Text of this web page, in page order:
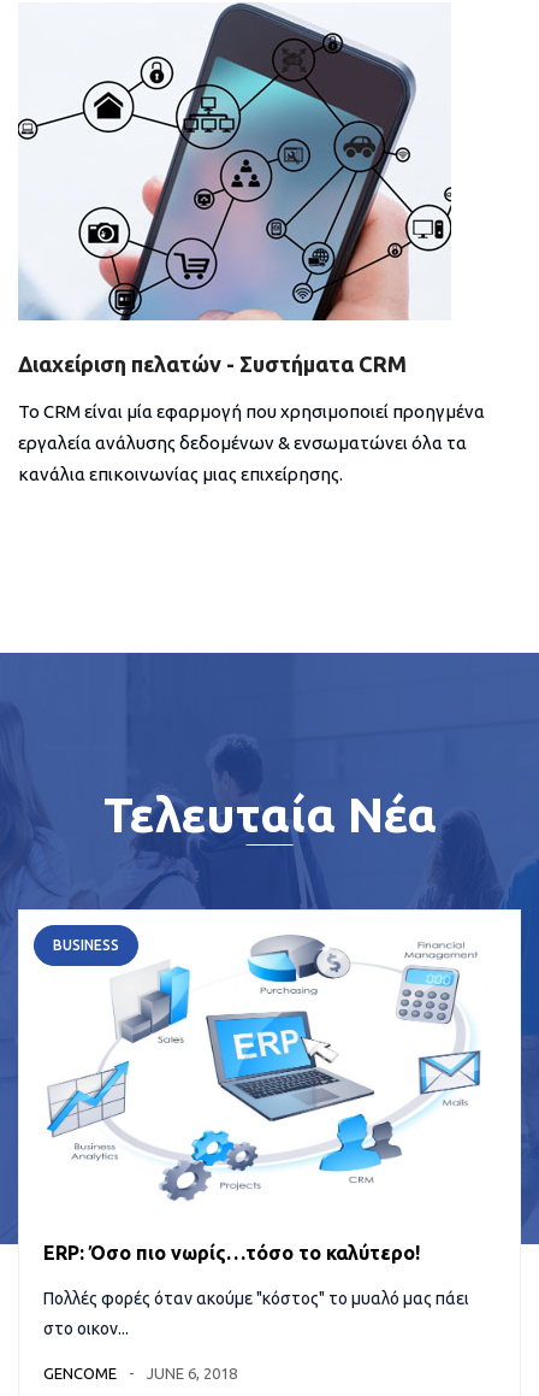
Διαχείριση πελατών - Συστήματα CRM
Το CRM είναι μία εφαρμογή που χρησιμοποιεί προηγμένα
εργαλεία ανάλυσης δεδομένων & ενσωματώνει όλα τα
κανάλια επικοινωνίας μιας επιχείρησης.
Τελευταία Νέα
BUSINESS
ERP: Όσο πιο νωρίς…τόσο το καλύτερο!
Πολλές φορές όταν ακούμε "κόστος" το μυαλό μας πάει
στο οικον...
GENCOME JUNE 6, 2018